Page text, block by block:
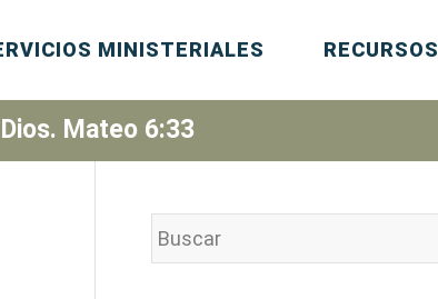
Mateo 6:33
MINISTERIALES RECURSOS